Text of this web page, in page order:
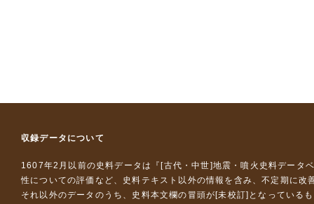
収録データについて
1607年2月以前の史料データは『 [古代・中世]地震・噴火史料データ
性についての評価など、史料テキスト以外の情報を含み、不定期に改
それ以外のデータのうち、史料本文欄の冒頭が[未校訂]となっている